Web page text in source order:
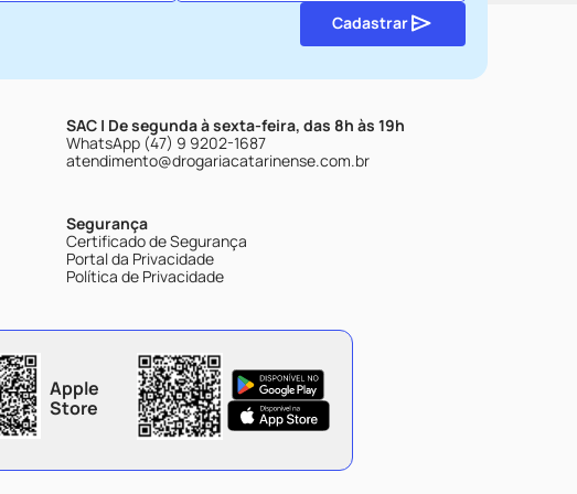
Cadastrar
SAC | De segunda à sexta-feira, das 8h às 19h
WhatsApp (47) 9 9202-1687
atendimento@drogariacatarinense.com.br
Segurança
Certificado de Segurança
Portal da Privacidade
Política de Privacidade
Apple
Store